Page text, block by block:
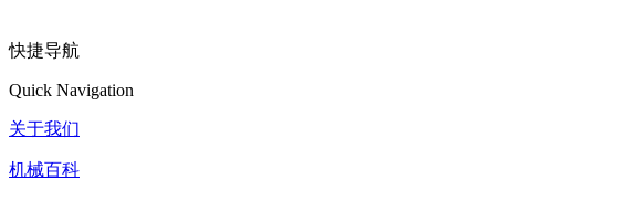
快捷导航
Quick Navigation
关于我们
机械百科